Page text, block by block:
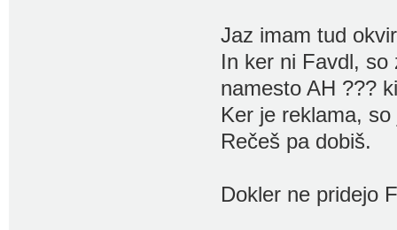
Jaz imam tud
In ker ni Favdl,
namesto AH ???
Ker je reklama,
Rečeš pa dobiš.
Dokler ne pridejo